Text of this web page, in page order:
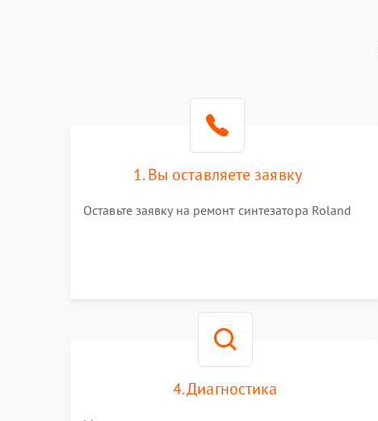
1. Вы оставляете заявку
Оставьте заявку на ремонт синтезатора Roland
4. Диагностика